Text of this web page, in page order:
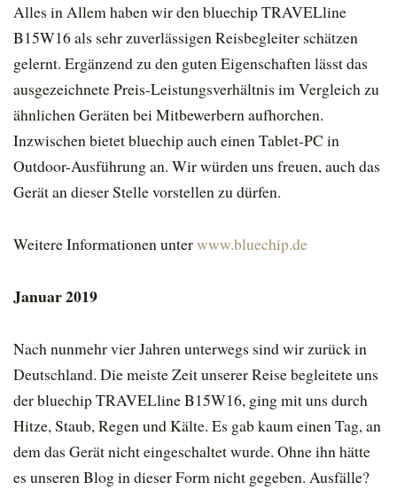
Alles in Allem haben wir den bluechip TRAVELline
B15W16 als sehr zuverlässigen Reisbegleiter schätzen
gelernt. Ergänzend zu den guten Eigenschaften lässt das
ausgezeichnete Preis-Leistungsverhältnis im Vergleich zu
ähnlichen Geräten bei Mitbewerbern aufhorchen.
Inzwischen bietet bluechip auch einen Tablet-PC in
Outdoor-Ausführung an. Wir würden uns freuen, auch das
Gerät an dieser Stelle vorstellen zu dürfen.
Weitere Informationen unterwww.bluechip.de
Januar 2019
Nach nunmehr vier Jahren unterwegs sind wir zurück in
Deutschland. Die meiste Zeit unserer Reise begleitete uns
der bluechip TRAVELline B15W16, ging mit uns durch
Hitze, Staub, Regen und Kälte. Es gab kaum einen Tag, an
dem das Gerät nicht eingeschaltet wurde. Ohne ihn hätte
es unseren Blog in dieser Form nicht gegeben. Ausfälle?